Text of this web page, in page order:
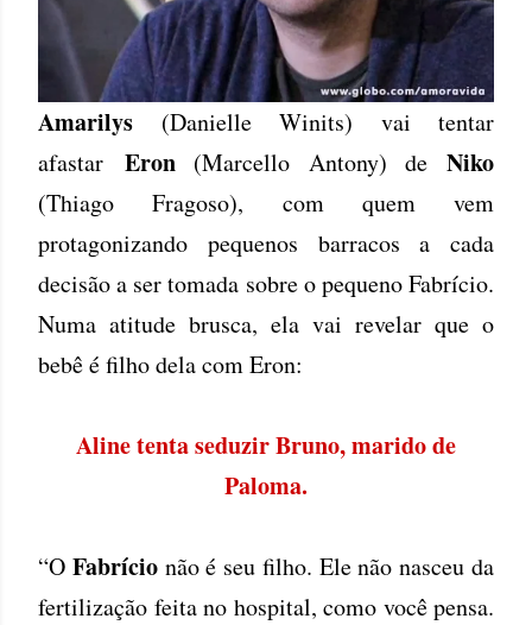
Amarilys (Danielle Winits) vai tentar
afastar Eron(Marcello Antony) deNiko
(Thiago Fragoso), com quem vem
protagonizando pequenos barracos a cada
decisão a ser tomada sobre o pequeno Fabrício.
Numa atitude brusca, ela vai revelar que o
bebê é filho dela com Eron:
Aline tenta seduzir Bruno, marido de
Paloma.
“O Fabrício não é seu filho. Ele não nasceu da
fertilização feita no hospital, como você pensa.